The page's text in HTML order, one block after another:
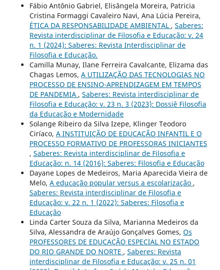
Fábio Antônio Gabriel, Elisângela Moreira, Patricia
Cristina Formaggi Cavaleiro Navi, Ana Lúcia Pereira,
ÉTICA DA RESPONSABILIDADE AMBIENTAL , Saberes:
Revista interdisciplinar de Filosofia e Educação: v. 24
n. 1 (2024): Saberes: Revista Interdisciplinar de
Filosofia e Educação.
Camilla Munay, Ilane Ferreira Cavalcante, Elizama das
Chagas Lemos, A UTILIZAÇÃO DAS TECNOLOGIAS NO
PROCESSO DE ENSINO-APRENDIZAGEM EM TEMPOS
DE PANDEMIA , Saberes: Revista interdisciplinar de
Filosofia e Educação: v. 23 n. 3 (2023): Dossiê Filosofia
da Educação e Modernidade
Solange Ribeiro da Silva Izepe, Klinger Teodoro
Ciríaco, A INSTITUIÇÃO DE EDUCAÇÃO INFANTIL E O
PROCESSO FORMATIVO DE PROFESSORAS INICIANTES
, Saberes: Revista interdisciplinar de Filosofia e
Educação: n. 14 (2016): Saberes: Filosofia e Educação
Dayane Lopes de Medeiros, Maria Aparecida Vieira de
Melo, A educação popular versus a escolarização ,
Saberes: Revista interdisciplinar de Filosofia e
Educação: v. 22 n. 1 (2022): Saberes: Filosofia e
Educação
Linda Carter Souza da Silva, Marianna Medeiros da
Silva, Alessandra de Araújo Gonçalves Gomes, Os
PROFESSORES DE EDUCAÇÃO ESPECIAL NO ESTADO
DO RIO GRANDE DO NORTE , Saberes: Revista
interdisciplinar de Filosofia e Educação: v. 25 n. 01